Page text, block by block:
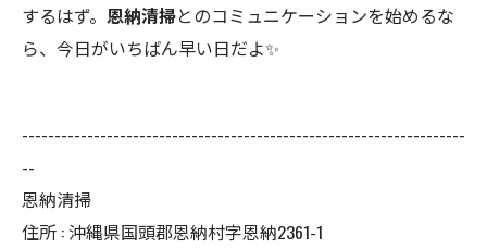
するはず。 恩納清掃とのコミュニケーションを始めるな
ら、今日がいちばん早い日だよ✨
--------------------------------------------------------------------
--
恩納清掃
住所 : 沖縄県国頭郡恩納村字恩納2361-1